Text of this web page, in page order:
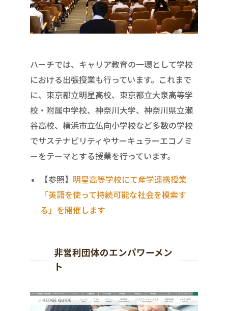
ハーチでは、キャリア教育の一環として学校
における出張授業も行っています。これまで
に、東京都立明星高校、東京都立大泉高等学
校・附属中学校、神奈川大学、神奈川県立瀬
谷高校、横浜市立仏向小学校など多数の学校
でサステナビリティやサーキュラーエコノミ
ーをテーマとする授業を行っています。
【参照】 明星高等学校にて産学連携授業
「英語を使って持続可能な社会を模索す
る」を開催します
非営利団体のエンパワーメン
ト